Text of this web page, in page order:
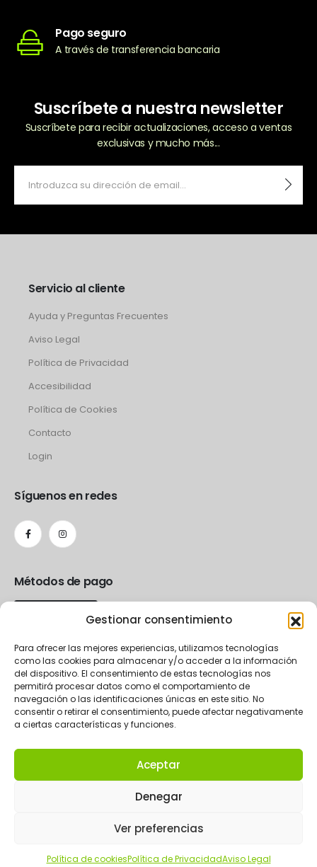
Gestionar consentimiento
Para ofrecer las mejores experiencias, utilizamos tecnologías
como las cookies para almacenar y/o acceder a la información
del dispositivo. El consentimiento de estas tecnologías nos
permitirá procesar datos como el comportamiento de
navegación o las identificaciones únicas en este sitio. No
consentir o retirar el consentimiento, puede afectar negativamente
a ciertas características y funciones.
Aceptar
Denegar
Ver preferencias
Política de cookiesPolítica de PrivacidadAviso Legal
Pago seguro
A través de transferencia bancaria
Suscríbete a nuestra newsletter
Suscríbete para recibir actualizaciones, acceso a ventas
exclusivas y mucho más...
Servicio al cliente
Ayuda y Preguntas Frecuentes
Aviso Legal
Política de Privacidad
Accesibilidad
Política de Cookies
Contacto
Login
Síguenos en redes
Métodos de pago
2024 La Rueda eCommerce.